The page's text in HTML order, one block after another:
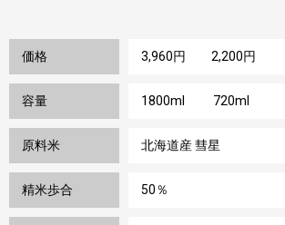
価格 3,960円 2,200円
容量 1800ml 720ml
原料米 北海道産 彗星
精米歩合 50％